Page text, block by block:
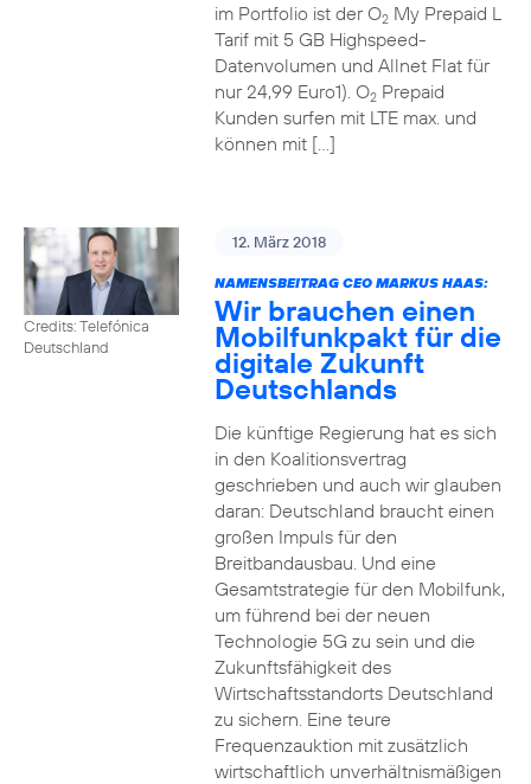
im Portfolio ist der O2My Prepaid L
Tarif mit 5 GB Highspeed-
Datenvolumen und Allnet Flat für
nur 24,99 Euro1). O2Prepaid
Kunden surfen mit LTE max. und
können mit […]
Credits: Telefónica
Deutschland
12. März 2018
NAMENSBEITRAG CEO MARKUS HAAS:
Wir brauchen einen
Mobilfunkpakt für die
digitale Zukunft
Deutschlands
Die künftige Regierung hat es sich
in den Koalitionsvertrag
geschrieben und auch wir glauben
daran: Deutschland braucht einen
großen Impuls für den
Breitbandausbau. Und eine
Gesamtstrategie für den Mobilfunk,
um führend bei der neuen
Technologie 5G zu sein und die
Zukunftsfähigkeit des
Wirtschaftsstandorts Deutschland
zu sichern. Eine teure
Frequenzauktion mit zusätzlich
wirtschaftlich unverhältnismäßigen